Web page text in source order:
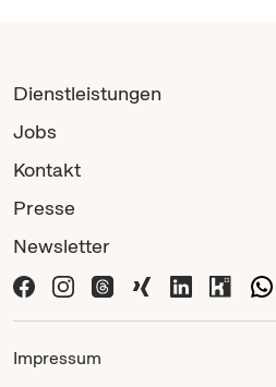
Dienstleistungen
Jobs
Kontakt
Presse
Newsletter
Impressum